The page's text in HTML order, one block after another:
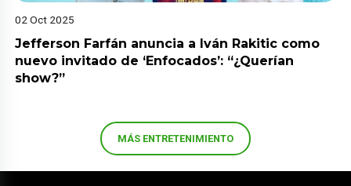
02 Oct 2025
Jefferson Farfán anuncia a Iván Rakitic como
nuevo invitado de ‘Enfocados’: “¿Querían
show?”
MÁS ENTRETENIMIENTO